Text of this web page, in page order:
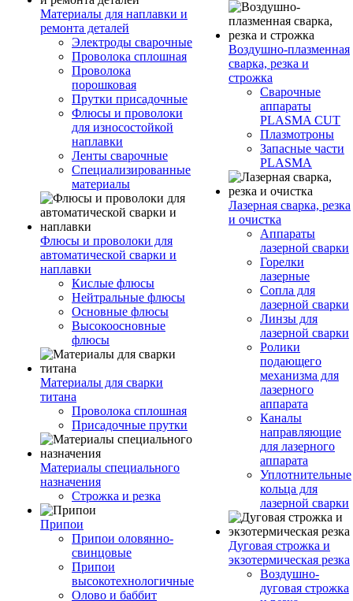
Материалы для наплавки и
ремонта деталей
Электроды сварочные
Проволока сплошная
Проволока
порошковая
Прутки присадочные
Флюсы и проволоки
для износостойкой
наплавки
Ленты сварочные
Специализированные
материалы
Флюсы и проволоки для
автоматической сварки и
наплавки
Кислые флюсы
Нейтральные флюсы
Основные флюсы
Высокоосновные
флюсы
Материалы для сварки
титана
Проволока сплошная
Присадочные прутки
Материалы специального
назначения
Строжка и резка
Припои
Припои оловянно-
свинцовые
Припои
высокотехнологичные
Олово и баббит
Воздушно-плазменная
сварка, резка и
строжка
Сварочные
аппараты
PLASMA CUT
Плазмотроны
Запасные части
PLASMA
Лазерная сварка, резка
и очистка
Аппараты
лазерной сварки
Горелки
лазерные
Сопла для
лазерной сварки
Линзы для
лазерной сварки
Ролики
подающего
механизма для
лазерного
аппарата
Каналы
направляющие
для лазерного
аппарата
Уплотнительные
кольца для
лазерной сварки
Дуговая строжка и
экзотермическая резка
Воздушно-
дуговая строжка